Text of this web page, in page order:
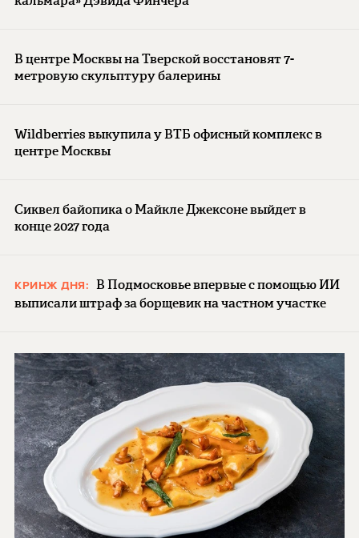
В центре Москвы на Тверской восстановят 7-
метровую скульптуру балерины
Wildberries выкупила у ВТБ офисный комплекс в
центре Москвы
Сиквел байопика о Майкле Джексоне выйдет в
конце 2027 года
КРИНЖ ДНЯ: В Подмосковье впервые с помощью ИИ
выписали штраф за борщевик на частном участке